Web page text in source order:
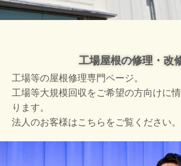
工場屋根の修理・改
工場等の屋根修理専門ページ。
工場等大規模回収をご希望の方向けに
ります。
法人のお客様はこちらをご覧ください。